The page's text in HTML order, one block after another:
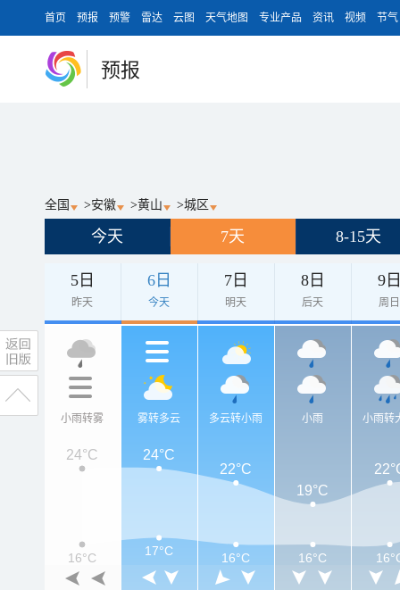
首页 预报 预警 雷达 云图 天气地图 专业产品 资讯 视频 节气
预报
全国 >安徽 >黄山 >城区
今天 7天 8-15天
5日
昨天
6日
今天
7日
明天
8日
后天
9
周日
小雨转雾 雾转多云 多云转小雨 小雨 小雨转
24°C
24°C
22°C
19°C
16°C 17°C 16°C 16°C